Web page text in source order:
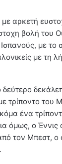
αρκετή
βολή του
με
με
του
ένα
όμως, ο
τον Μπεστ,